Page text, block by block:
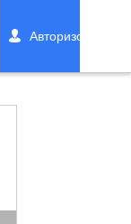
Авторизоваться